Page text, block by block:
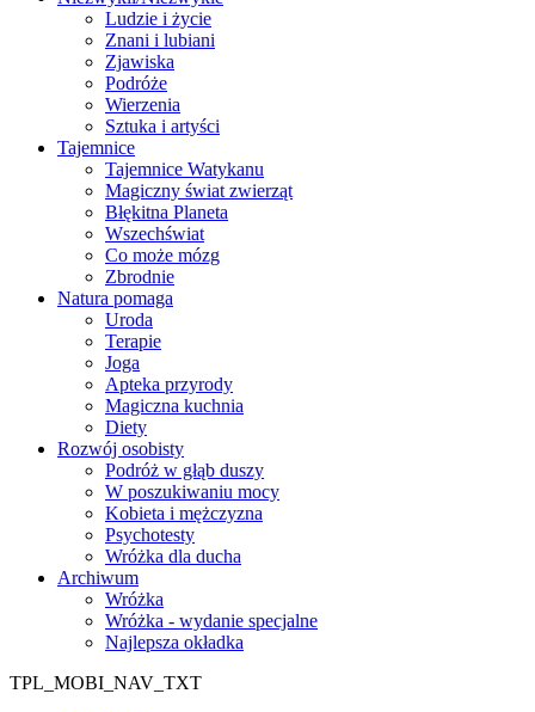
Ludzie i życie
Znani i lubiani
Zjawiska
Podróże
Wierzenia
Sztuka i artyści
Tajemnice
Tajemnice Watykanu
Magiczny świat zwierząt
Błękitna Planeta
Wszechświat
Co może mózg
Zbrodnie
Natura pomaga
Uroda
Terapie
Joga
Apteka przyrody
Magiczna kuchnia
Diety
Rozwój osobisty
Podróż w głąb duszy
W poszukiwaniu mocy
Kobieta i mężczyzna
Psychotesty
Wróżka dla ducha
Archiwum
Wróżka
Wróżka - wydanie specjalne
Najlepsza okładka
TPL_MOBI_NAV_TXT